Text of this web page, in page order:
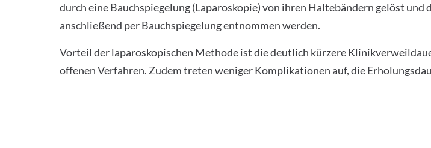
durch eine Bauchspiegelung (Laparoskopie) von ihren Haltebändern gelöst
anschließend per Bauchspiegelung entnommen werden.
Vorteil der laparoskopischen Methode ist die deutlich kürzere
offenen Verfahren. Zudem treten weniger Komplikationen auf, die